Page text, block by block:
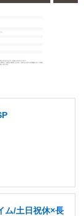
ム/土日祝休×長